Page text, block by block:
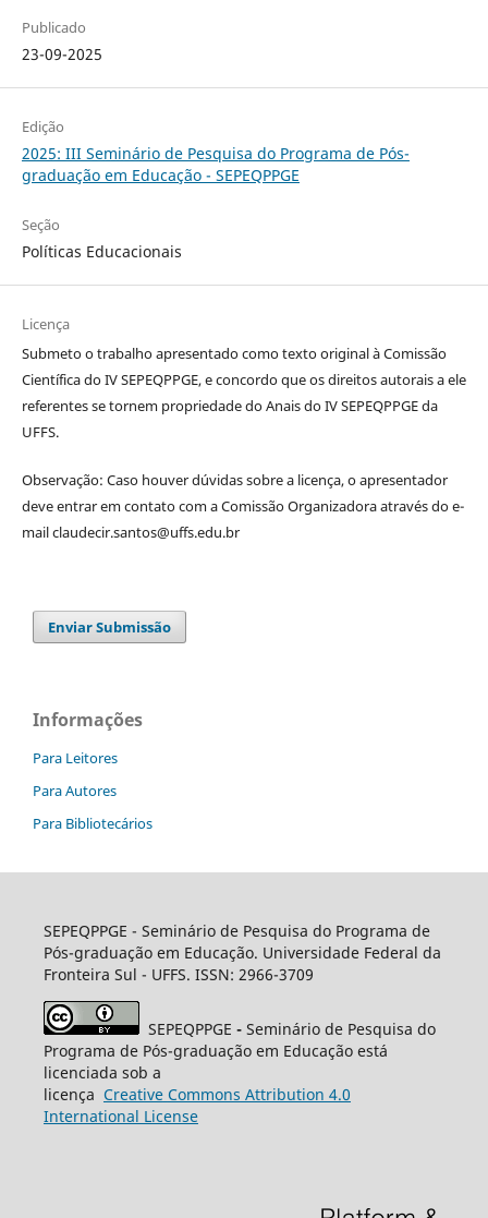
Publicado
23-09-2025
Edição
2025: III Seminário de Pesquisa do Programa de Pós-
graduação em Educação - SEPEQPPGE
Seção
Políticas Educacionais
Licença
Submeto o trabalho apresentado como texto original à Comissão
Científica do IV SEPEQPPGE, e concordo que os direitos autorais a ele
referentes se tornem propriedade do Anais do IV SEPEQPPGE da
UFFS.
Observação: Caso houver dúvidas sobre a licença, o apresentador
deve entrar em contato com a Comissão Organizadora através do e-
mail claudecir.santos@uffs.edu.br
Enviar Submissão
Informações
Para Leitores
Para Autores
Para Bibliotecários
SEPEQPPGE - Seminário de Pesquisa do Programa de
Pós-graduação em Educação. Universidade Federal da
Fronteira Sul - UFFS. ISSN: 2966-3709
SEPEQPPGE - Seminário de Pesquisa do
Programa de Pós-graduação em Educação está
licenciada sob a
licença Creative Commons Attribution 4.0
International License